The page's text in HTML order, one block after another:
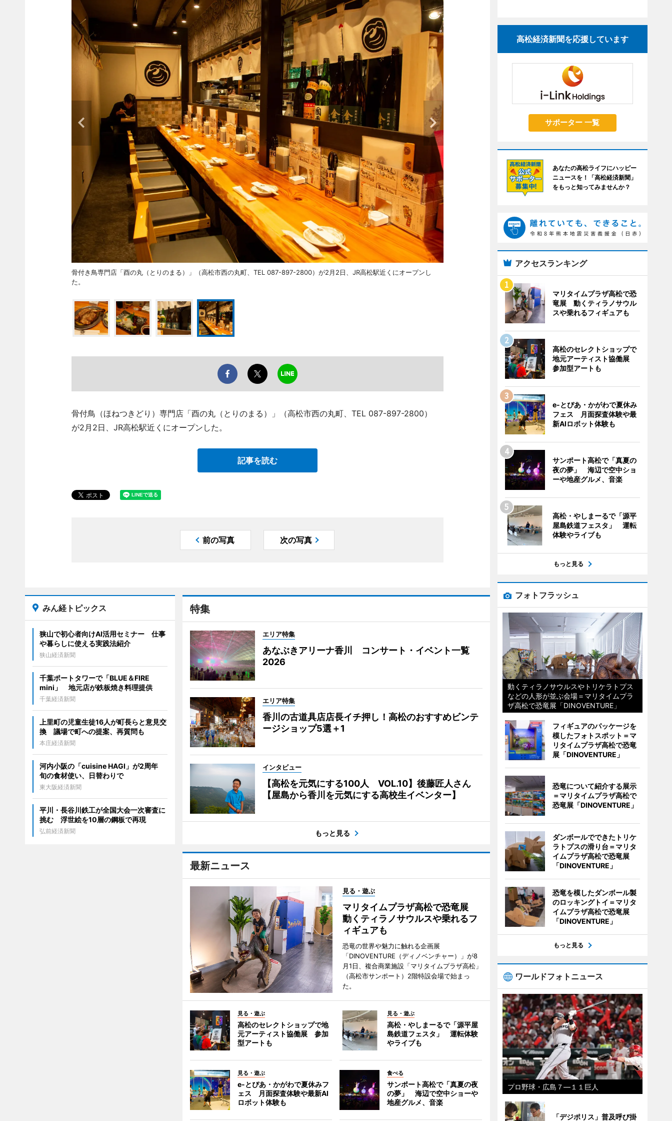
骨付き鳥専門店「酉の丸（とりのまる）」（高松市西の丸町、TEL 087-897-2800）が2月2日、JR高松駅近くにオープンし
た。
骨付鳥（ほねつきどり）専門店「酉の丸（とりのまる）」（高松市西の丸町、TEL 087-897-2800）
が2月2日、JR高松駅近くにオープンした。
記事を読む
前の写真 次の写真
特集
エリア特集
あなぶきアリーナ香川 コンサート・イベント一覧
2026
エリア特集
香川の古道具店店長イチ押し！高松のおすすめビンテ
ージショップ5選＋1
インタビュー
【高松を元気にする100人 VOL.10】後藤匠人さん
【屋島から香川を元気にする高校生イベンター】
もっと見る
最新ニュース
見る・遊ぶ
マリタイムプラザ高松で恐竜展
動くティラノサウルスや乗れるフ
ィギュアも
恐竜の世界や魅力に触れる企画展
「DINOVENTURE（ディノベンチャー）」が8
月1日、複合商業施設「マリタイムプラザ高松」
（高松市サンポート）2階特設会場で始まっ
た。
見る・遊ぶ
高松のセレクトショップで地
元アーティスト協働展 参加
型アートも
見る・遊ぶ
高松・やしまーるで「源平屋
島鉄道フェスタ」 運転体験
やライブも
見る・遊ぶ
e-とぴあ・かがわで夏休みフ
ェス 月面探査体験や最新AI
ロボット体験も
食べる
サンポート高松で「真夏の夜
の夢」 海辺で空中ショーや
地産グルメ、音楽
みん経トピックス
狭山で初心者向けAI活用セミナー 仕事
や暮らしに使える実践法紹介
狭山経済新聞
千葉ポートタワーで「BLUE＆FIRE
mini」 地元店が鉄板焼き料理提供
千葉経済新聞
上里町の児童生徒16人が町長らと意見交
換 議場で町への提案、再質問も
本庄経済新聞
河内小阪の「cuisine HAGI」が2周年
旬の食材使い、日替わりで
東大阪経済新聞
平川・長谷川鉄工が全国大会一次審査に
挑む 浮世絵を10層の鋼板で再現
弘前経済新聞
高松経済新聞を応援しています
サポーター 一覧
あなたの高松ライフにハッピー
ニュースを！「高松経済新聞」
をもっと知ってみませんか？
アクセスランキング
マリタイムプラザ高松で恐
竜展 動くティラノサウル
スや乗れるフィギュアも
高松のセレクトショップで
地元アーティスト協働展
参加型アートも
e-とぴあ・かがわで夏休み
フェス 月面探査体験や最
新AIロボット体験も
サンポート高松で「真夏の
夜の夢」 海辺で空中ショ
ーや地産グルメ、音楽
高松・やしまーるで「源平
屋島鉄道フェスタ」 運転
体験やライブも
もっと見る
フォトフラッシュ
動くティラノサウルスやトリケラトプス
などの人形が並ぶ会場＝マリタイムプラ
ザ高松で恐竜展「DINOVENTURE」
フィギュアのパッケージを
模したフォトスポット＝マ
リタイムプラザ高松で恐竜
展「DINOVENTURE」
恐竜について紹介する展示
＝マリタイムプラザ高松で
恐竜展「DINOVENTURE」
ダンボールでできたトリケ
ラトプスの滑り台＝マリタ
イムプラザ高松で恐竜展
「DINOVENTURE」
恐竜を模したダンボール製
のロッキングトイ＝マリタ
イムプラザ高松で恐竜展
「DINOVENTURE」
もっと見る
ワールドフォトニュース
プロ野球・広島７―１１巨人
「デジポリス」普及呼び掛